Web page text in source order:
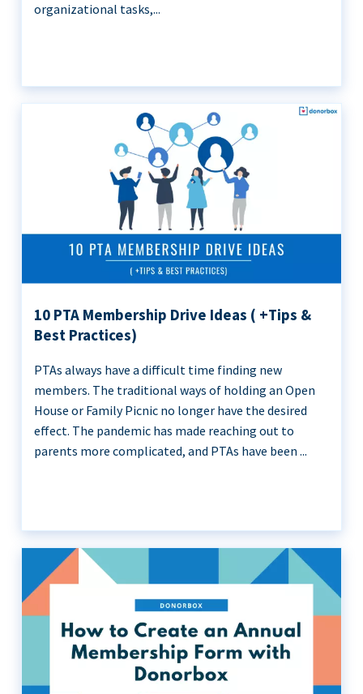
organizational tasks,...
10 PTA Membership Drive Ideas ( +Tips &
Best Practices)
PTAs always have a difficult time finding new
members. The traditional ways of holding an Open
House or Family Picnic no longer have the desired
effect. The pandemic has made reaching out to
parents more complicated, and PTAs have been ...